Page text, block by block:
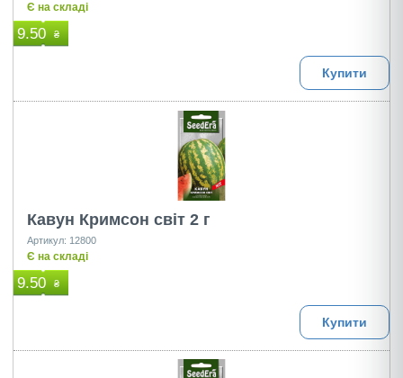
Є на складі
9.50 ₴
Купити
Кавун Кримсон світ 2 г
Артикул: 12800
Є на складі
9.50 ₴
Купити